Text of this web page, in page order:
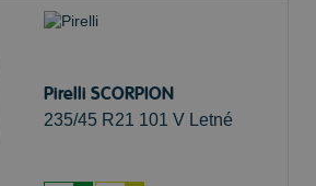
Pirelli SCORPION
235/45 R21 101 V Letné